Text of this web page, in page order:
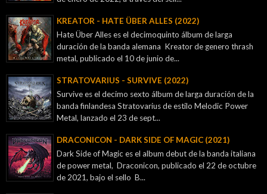
KREATOR - ‎HATE ÜBER ALLES (2022)
Hate Über Alles es el decimoquinto álbum de larga
duración de la banda alemana Kreator de genero thrash
metal, publicado el 10 de junio de...
STRATOVARIUS - SURVIVE (2022)
Survive es el decimo sexto álbum de larga duración de la
banda finlandesa Stratovarius de estilo Melodic Power
Metal, lanzado el 23 de sept...
DRACONICON - DARK SIDE OF MAGIC (2021)
Dark Side of Magic es el album debut de la banda italiana
de power metal, Draconicon, publicado el 22 de octubre
de 2021, bajo el sello B...